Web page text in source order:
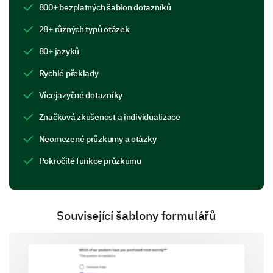
Zákaznický servis
Recenze a doporučení
800+ bezplatných šablon dotazníků
28+ různých typů otázek
80+ jazyků
Rychlé překlady
Vícejazyčné dotazníky
Značková zkušenost a individualizace
Neomezené průzkumy a otázky
Pokročilé funkce průzkumu
Související šablony formulářů